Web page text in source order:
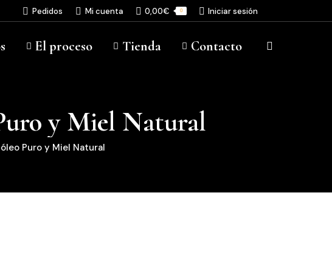
Pedidos Mi cuenta 0,00€ 0 Iniciar sesión
El proceso Tienda Contacto Buscar:
y Miel Natural
Puro y Miel Natural